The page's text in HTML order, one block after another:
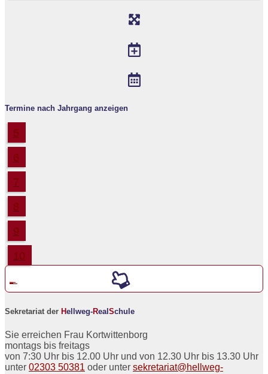
Termine nach Jahrgang anzeigen
5
6
7
8
9
10
Sekretariat der Hellweg-Real Schule
Sie erreichen Frau Kortwittenborg
montags bis freitags
von 7:30 Uhr bis 12.00 Uhr und von 12.30 Uhr bis 13.30 Uhr
unter 02303 50381 oder unter sekretariat@hellweg-